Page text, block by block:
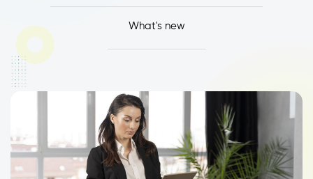
What's new